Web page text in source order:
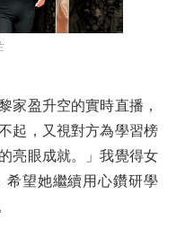
盈升空的實時直播，
起，又視對方為學習榜
亮眼成就。」我覺得女
希望她繼續用心鑽研學